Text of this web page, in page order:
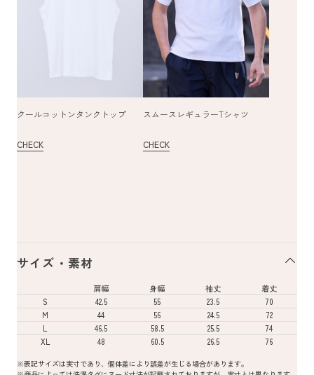
クールコットンタンクトップ
CHECK
スムースレギュラーTシャツ
CHECK
サイズ・素材
肩幅 身幅 袖丈
着丈
S
42.5 55 23.5
70
M
44 56 24.5
72
L
46.5 58.5 25.5
74
XL
48 60.5 26.5 76
※表記サイズは実寸であり、個体差により誤差が生じる場合があります。